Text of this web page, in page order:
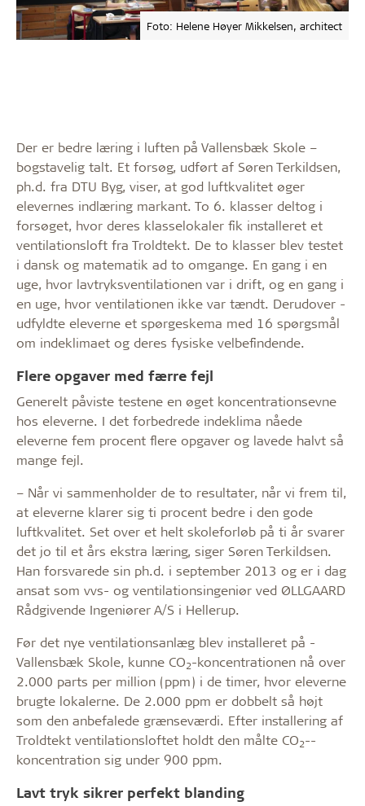
Foto: Helene Høyer Mikkelsen, architect
Der er bedre læring i luften på Vallensbæk Skole –
bogstavelig talt. Et forsøg, udført af Søren Terkildsen,
ph.d. fra DTU Byg, viser, at god luftkvalitet øger
elevernes ­indlæring markant. To 6. klasser deltog i
for­søget, hvor deres klasselokaler fik installeret et
ventilationsloft fra Troldtekt. De to klasser blev testet
i dansk og mate­matik ad to omgange. En gang i en
uge, hvor lavtryksventilationen var i drift, og en gang i
en uge, hvor ven­tilationen ikke var tændt. Derudover ­
udfyldte eleverne et spørgeskema med 16 spørgsmål
om indeklimaet og ­deres ­fysiske velbefindende.
Flere opgaver med færre fejl
Generelt påviste testene en øget koncentrationsevne
hos eleverne. I det forbedrede indeklima nåede
eleverne fem procent flere opgaver og lavede halvt så
mange fejl.
– Når vi sammenholder de to resultater, når vi frem til,
at eleverne klarer sig ti procent bedre i den gode
luftkvalitet. Set over et helt skoleforløb på ti år ­svarer
det jo til et års ekstra læring, siger Søren ­Terkildsen.
Han forsvarede sin ph.d. i september 2013 og er i dag
­ansat som vvs- og ventilationsingeniør ved ­ØLL­GAARD
Råd­givende Ingeniører A/S i Hellerup.
Før det nye ventilationsanlæg blev installeret på ­
Vallensbæk Skole, kunne CO2-koncentrationen nå over
2.000 parts per million (ppm) i de timer, hvor eleverne
brugte ­lokalerne. De 2.000 ppm er dobbelt så højt
som den ­anbefalede grænseværdi. Efter ­installering af
Troldtekt ventilationsloftet holdt den målte CO2-­
koncentration sig ­under 900 ppm.
Lavt tryk sikrer perfekt blanding